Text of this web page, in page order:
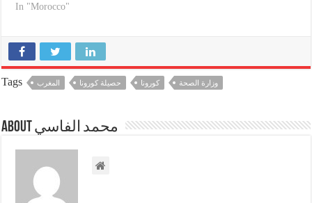
In "Morocco"
Tags المغرب حصيلة كورونا كورونا وزارة الصحة
About محمد الفاسي